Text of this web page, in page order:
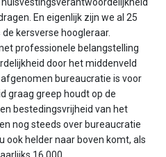
En eigenlijk zijn we al 25
kersverse hoogleraar.
professionele belangstelling
door het middenveld
bureaucratie is voor
graag greep houdt op de
bestedingsvrijheid van het
nog steeds over bureaucratie
ook helder naar boven komt, als
16.000